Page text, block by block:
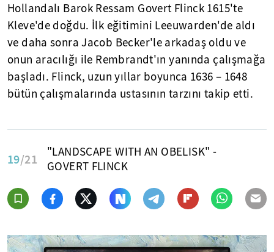
Hollandalı Barok Ressam Govert Flinck 1615'te
Kleve'de doğdu. İlk eğitimini Leeuwarden'de aldı
ve daha sonra Jacob Becker'le arkadaş oldu ve
onun aracılığı ile Rembrandt'ın yanında çalışmağa
başladı. Flinck, uzun yıllar boyunca 1636 – 1648
bütün çalışmalarında ustasının tarzını takip etti.
19/21
"LANDSCAPE WITH AN OBELISK" -
GOVERT FLINCK